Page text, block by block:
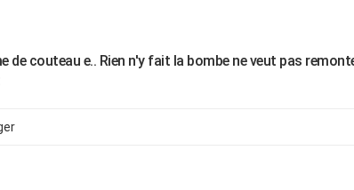
de couteau e.. Rien n'y fait la bombe ne veut pas